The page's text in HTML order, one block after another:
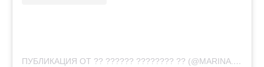
ПУБЛИКАЦИЯ ОТ ?? ?????? ???????? ?? (@MARINA.KISHCHUK)